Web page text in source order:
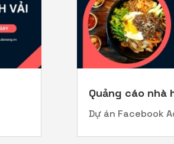
Quảng cáo nhà
Dự án Facebook